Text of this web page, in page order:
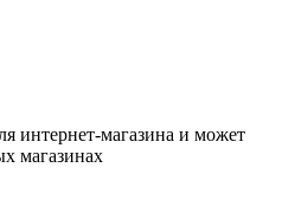
интернет-магазина и может
магазинах